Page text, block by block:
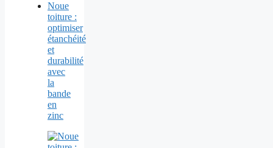
Noue
toiture :
optimiser
étanchéité
et
durabilité
avec
la
bande
en
zinc